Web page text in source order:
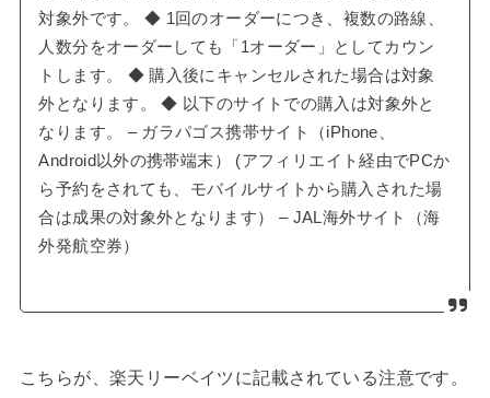
対象外です。 ◆ 1回のオーダーにつき、複数の路線、
人数分をオーダーしても「1オーダー」としてカウン
トします。 ◆ 購入後にキャンセルされた場合は対象
外となります。 ◆ 以下のサイトでの購入は対象外と
なります。 – ガラパゴス携帯サイト（iPhone、
Android以外の携帯端末） (アフィリエイト経由でPCか
ら予約をされても、モバイルサイトから購入された場
合は成果の対象外となります） – JAL海外サイト（海
外発航空券）
こちらが、楽天リーベイツに記載されている注意です。